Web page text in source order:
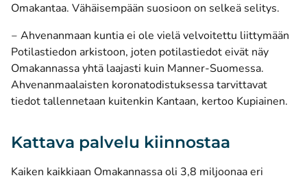
Omakantaa. Vähäisempään suosioon on selkeä selitys.
‒ Ahvenanmaan kuntia ei ole vielä velvoitettu liittymään
Potilastiedon arkistoon, joten potilastiedot eivät näy
Omakannassa yhtä laajasti kuin Manner-Suomessa.
Ahvenanmaalaisten koronatodistuksessa tarvittavat
tiedot tallennetaan kuitenkin Kantaan, kertoo Kupiainen.
Kattava palvelu kiinnostaa
Kaiken kaikkiaan Omakannassa oli 3,8 miljoonaa eri